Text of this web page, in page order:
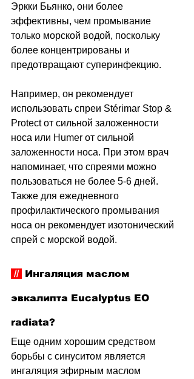
Эркки Бьянко, они более
эффективны, чем промывание
только морской водой, поскольку
более концентрированы и
предотвращают суперинфекцию.
Например, он рекомендует
использовать спреи Stérimar Stop &
Protect от сильной заложенности
носа или Humer от сильной
заложенности носа. При этом врач
напоминает, что спреями можно
пользоваться не более 5-6 дней.
Также для ежедневного
профилактического промывания
носа он рекомендует изотонический
спрей с морской водой.
// Ингаляция маслом
эвкалипта Eucalyptus EO
radiata?
Еще одним хорошим средством
борьбы с синуситом является
ингаляция эфирным маслом